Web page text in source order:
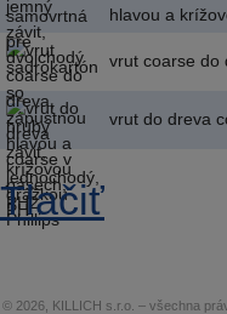
hlavou a
vrut coarse do
vrut do dreva
Tlačiť
© 2026, KILLICH s.r.o. – všechna